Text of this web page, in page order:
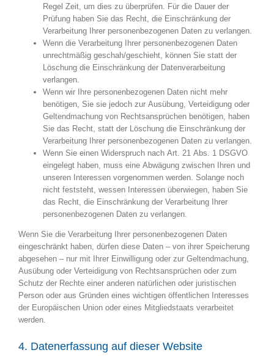
Regel Zeit, um dies zu überprüfen. Für die Dauer der
Prüfung haben Sie das Recht, die Einschränkung der
Verarbeitung Ihrer personenbezogenen Daten zu verlangen.
Wenn die Verarbeitung Ihrer personenbezogenen Daten
unrechtmäßig geschah/geschieht, können Sie statt der
Löschung die Einschränkung der Datenverarbeitung
verlangen.
Wenn wir Ihre personenbezogenen Daten nicht mehr
benötigen, Sie sie jedoch zur Ausübung, Verteidigung oder
Geltendmachung von Rechtsansprüchen benötigen, haben
Sie das Recht, statt der Löschung die Einschränkung der
Verarbeitung Ihrer personenbezogenen Daten zu verlangen.
Wenn Sie einen Widerspruch nach Art. 21 Abs. 1 DSGVO
eingelegt haben, muss eine Abwägung zwischen Ihren und
unseren Interessen vorgenommen werden. Solange noch
nicht feststeht, wessen Interessen überwiegen, haben Sie
das Recht, die Einschränkung der Verarbeitung Ihrer
personenbezogenen Daten zu verlangen.
Wenn Sie die Verarbeitung Ihrer personenbezogenen Daten
eingeschränkt haben, dürfen diese Daten – von ihrer Speicherung
abgesehen – nur mit Ihrer Einwilligung oder zur Geltendmachung,
Ausübung oder Verteidigung von Rechtsansprüchen oder zum
Schutz der Rechte einer anderen natürlichen oder juristischen
Person oder aus Gründen eines wichtigen öffentlichen Interesses
der Europäischen Union oder eines Mitgliedstaats verarbeitet
werden.
4. Datenerfassung auf dieser Website